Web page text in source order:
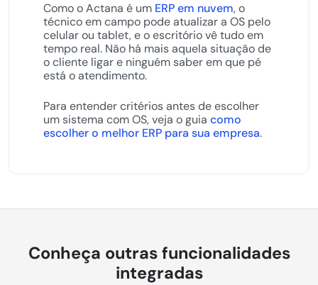
Como o Actana é um ERP em nuvem, o
técnico em campo pode atualizar a OS pelo
celular ou tablet, e o escritório vê tudo em
tempo real. Não há mais aquela situação de
o cliente ligar e ninguém saber em que pé
está o atendimento.
Para entender critérios antes de escolher
um sistema com OS, veja o guia como
escolher o melhor ERP para sua empresa.
Conheça outras funcionalidades
integradas